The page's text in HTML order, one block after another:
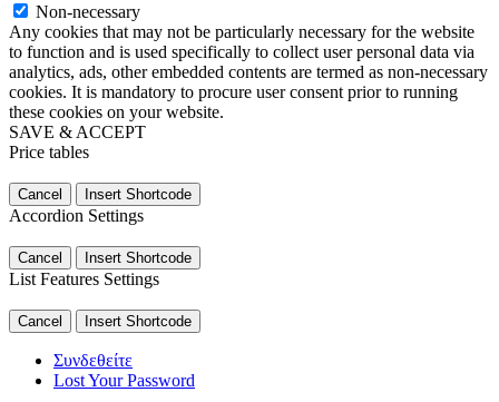
Non-necessary
Any cookies that may not be particularly necessary for the website
to function and is used specifically to collect user personal data via
analytics, ads, other embedded contents are termed as non-necessary
cookies. It is mandatory to procure user consent prior to running
these cookies on your website.
SAVE & ACCEPT
Price tables
Cancel Insert Shortcode
Accordion Settings
Cancel Insert Shortcode
List Features Settings
Cancel Insert Shortcode
Συνδεθείτε
Lost Your Password